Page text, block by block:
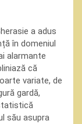
a adus
în domeniul
alarmante
că
variate, de
gardă,
său asupra